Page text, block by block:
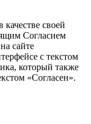
качестве своей
Согласием
сайте
с текстом
который также
«Согласен».